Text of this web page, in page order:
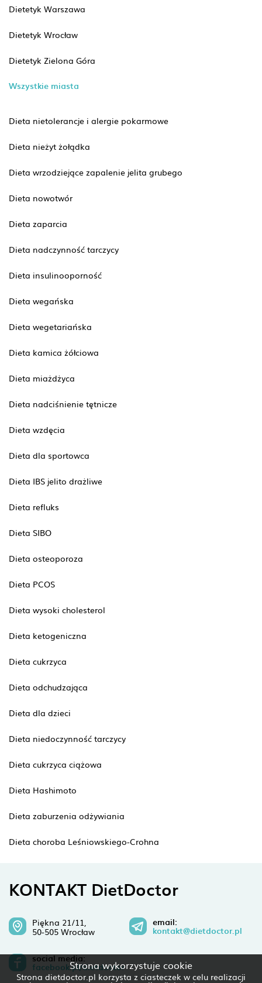
Strona wykorzystuje cookie
Strona dietdoctor.pl korzysta z ciasteczek w celu realizacji
Dietetyk Warszawa
Dietetyk Wrocław
Dietetyk Zielona Góra
Wszystkie miasta
Dieta nietolerancje i alergie pokarmowe
Dieta nieżyt żołądka
Dieta wrzodziejące zapalenie jelita grubego
Dieta nowotwór
Dieta zaparcia
Dieta nadczynność tarczycy
Dieta insulinooporność
Dieta wegańska
Dieta wegetariańska
Dieta kamica żółciowa
Dieta miażdżyca
Dieta nadciśnienie tętnicze
Dieta wzdęcia
Dieta dla sportowca
Dieta IBS jelito drażliwe
Dieta refluks
Dieta SIBO
Dieta osteoporoza
Dieta PCOS
Dieta wysoki cholesterol
Dieta ketogeniczna
Dieta cukrzyca
Dieta odchudzająca
Dieta dla dzieci
Dieta niedoczynność tarczycy
Dieta cukrzyca ciążowa
Dieta Hashimoto
Dieta zaburzenia odżywiania
Dieta choroba Leśniowskiego-Crohna
KONTAKT DietDoctor
Piękna 21/11,
50-505 Wrocław
email:
kontakt@dietdoctor.pl
social media:
facebook.pl/dietdoctor